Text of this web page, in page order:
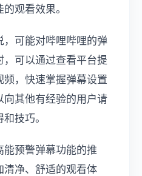
观看效果。
可能对哔哩哔哩的弹
可以通过查看平台提
，快速掌握弹幕设置
其他有经验的用户请
技巧。
预警弹幕功能的推
净、舒适的观看体